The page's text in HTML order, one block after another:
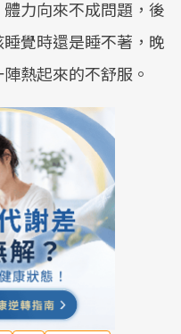
力向來不成問題，後
覺時還是睡不著，晚
熱起來的不舒服。